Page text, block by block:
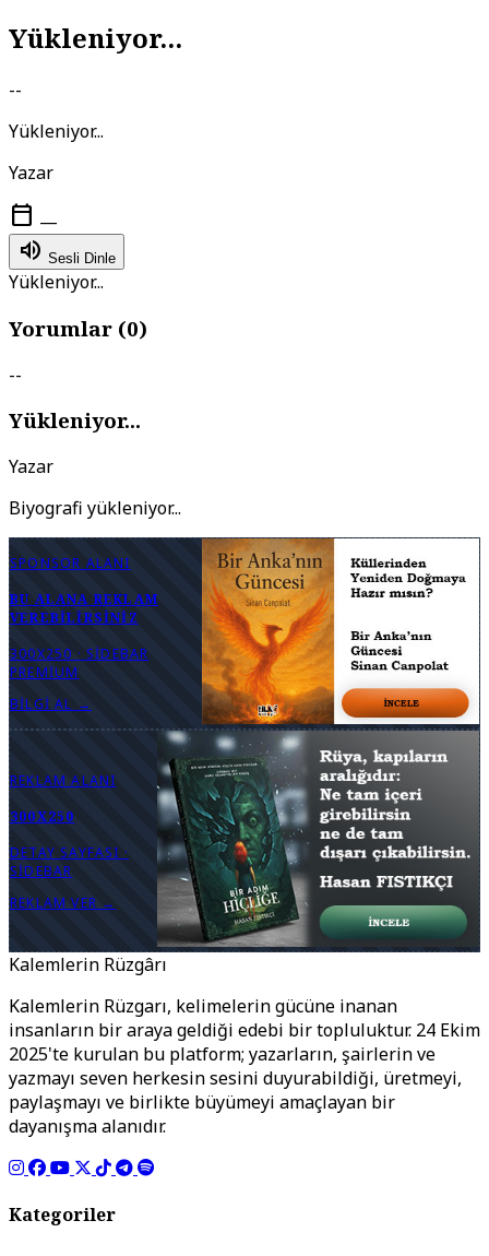
Yükleniyor...
--
Yükleniyor...
Yazar
calendar_today —
volume_up Sesli Dinle
Yükleniyor...
Yorumlar (0)
--
Yükleniyor...
Yazar
Biyografi yükleniyor...
SPONSOR ALANI
BU ALANA REKLAM
VEREBILIRSINIZ
300X250 · SIDEBAR
PREMIUM
BILGI AL →
REKLAM ALANI
300X250
DETAY SAYFASI ·
SIDEBAR
REKLAM VER →
Kalemlerin Rüzgârı
Kalemlerin Rüzgarı, kelimelerin gücüne inanan
insanların bir araya geldiği edebi bir topluluktur. 24 Ekim
2025'te kurulan bu platform; yazarların, şairlerin ve
yazmayı seven herkesin sesini duyurabildiği, üretmeyi,
paylaşmayı ve birlikte büyümeyi amaçlayan bir
dayanışma alanıdır.
Kategoriler